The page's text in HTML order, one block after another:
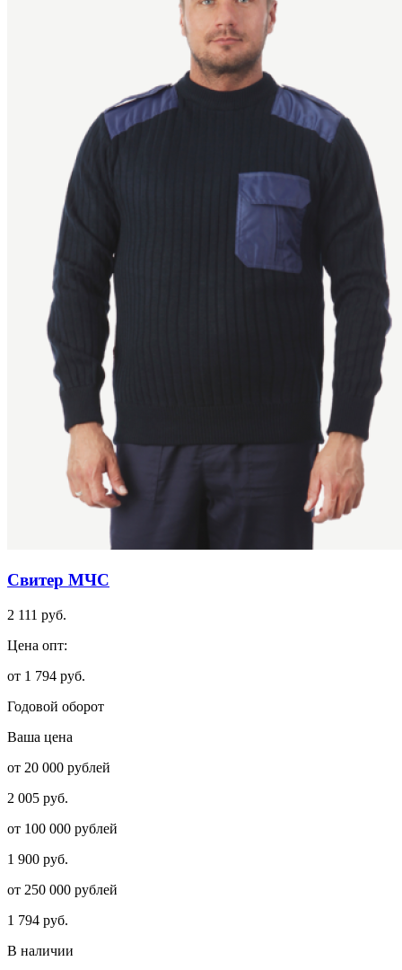
Свитер МЧС
2 111 руб.
Цена опт:
от 1 794 руб.
Годовой оборот
Ваша цена
от 20 000 рублей
2 005 руб.
от 100 000 рублей
1 900 руб.
от 250 000 рублей
1 794 руб.
В наличии